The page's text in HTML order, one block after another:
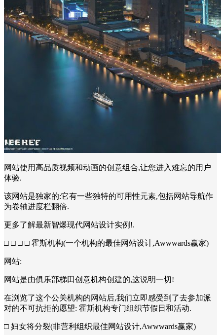
网站使用高品质视频和动画的创意组合,让您进入难忘的用户
体验.
该网站是独家的:它有一些独特的可用性元素,包括网站导航作
为卷轴进度栏翻倍.
更多了解最新智爆现代网站设计实例!.
□ □ □ □ 霍斯机构(一个机构的最佳网站设计,Awwwards赢家)
网站:
网站是由俱乐部梯田创意机构创建的,这说明一切!
在浏览了这个公关机构的网站后,我们立即感受到了去参加派
对的不可抗拒的愿望: 霍斯机构专门组织节假日和活动.
□ 妇女将分裂(非营利组织最佳网站设计,Awwwards赢家)